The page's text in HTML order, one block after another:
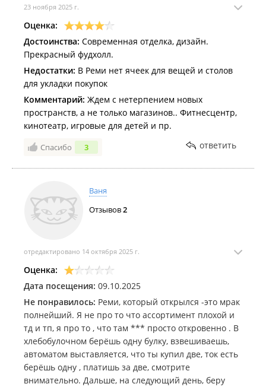
Магазин парфюмерии "
Магазины игрушек и детских товаров:
Магазин детских товаров " Бубль Гум";
Магазин игрушек " Мам, Надо!".
Магазины хозяйственно-бытовых товаров:
Магазин хозтоваров "Tori".
Магазины специализированных товаров:
Магазин специализированных товаров " M-hookah
Торговая компания "
Точки общественного питания:
Кофейня "Pims";
Кофеточка "
Coffee Way
Пит-стоп "CoffeeMachine
Пиццерия "Pastapizza";
Кафе " Омлет станция";
Кафе "Белый Барашка";
Кафе " Миринэ";
23 ноября 2025 г.
Оценка:
Достоинства: Современная отделка, дизайн.
Прекрасный фудхолл.
Недостатки: В Реми нет ячеек для вещей и столов
для укладки покупок
Комментарий: Ждем с нетерпением новых
пространств, а не только магазинов.. Фитнесцентр,
кинотеатр, игровые для детей и пр.
Спасибо 3 ответить
Ваня
Отзывов2
отредактировано 14 октября 2025 г.
Оценка:
Дата посещения: 09.10.2025
Не понравилось: Реми, который открылся -это мрак
полнейший. Я не про то что ассортимент плохой и
тд и тп, я про то , что там *** просто откровенно . В
хлебобулочном берёшь одну булку, взвешиваешь,
автоматом выставляется, что ты купил две, ток есть
берёшь одну , платишь за две, смотрите
внимательно. Дальше, на следующий день, беру